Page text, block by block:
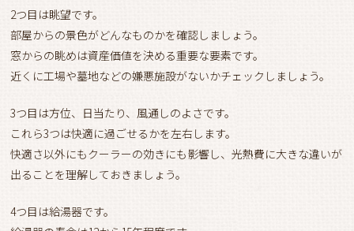
2つ目は眺望です。
部屋からの景色がどんなものかを確認しましょう。
窓からの眺めは資産価値を決める重要な要素です。
近くに工場や墓地などの嫌悪施設がないかチェックしましょう。
3つ目は方位、日当たり、風通しのよさです。
これら3つは快適に過ごせるかを左右します。
快適さ以外にもクーラーの効きにも影響し、光熱費に大きな違いが
出ることを理解しておきましょう。
4つ目は給湯器です。